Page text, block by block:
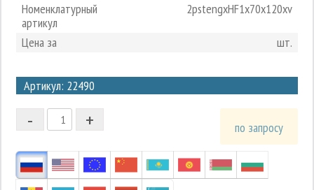
Номенклатурный
артикул
2pstengxHF1x70x120xv
Цена за шт.
Артикул: 22490
2
1
-1
+
- по запросу